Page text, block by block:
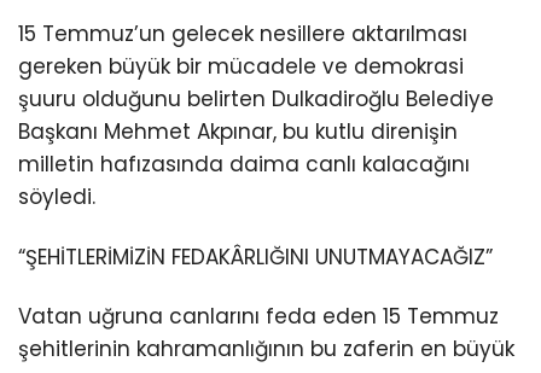
15 Temmuz’un gelecek nesillere aktarılması
gereken büyük bir mücadele ve demokrasi
şuuru olduğunu belirten Dulkadiroğlu Belediye
Başkanı Mehmet Akpınar, bu kutlu direnişin
milletin hafızasında daima canlı kalacağını
söyledi.
“ŞEHİTLERİMİZİN FEDAKÂRLIĞINI UNUTMAYACAĞIZ”
Vatan uğruna canlarını feda eden 15 Temmuz
şehitlerinin kahramanlığının bu zaferin en büyük